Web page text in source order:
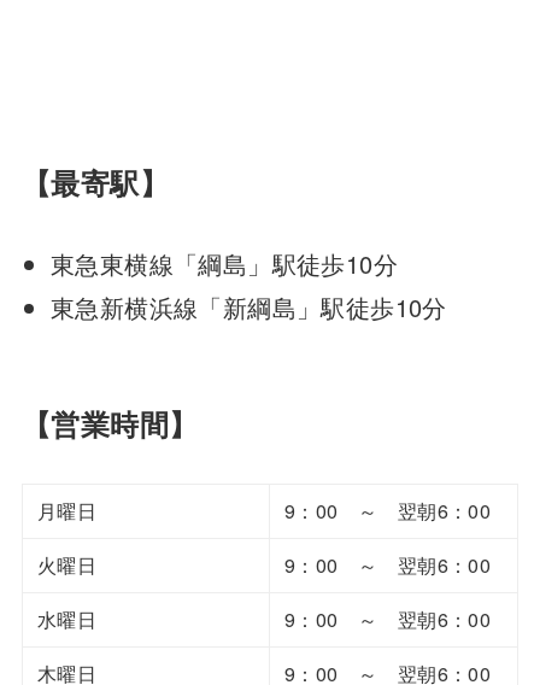
【最寄駅】
東急東横線「綱島」駅徒歩10分
東急新横浜線「新綱島」駅徒歩10分
【営業時間】
月曜日
9：00 ～ 翌朝6：00
火曜日
9：00 ～ 翌朝6：00
水曜日
9：00 ～ 翌朝6：00
木曜日
9：00 ～ 翌朝6：00